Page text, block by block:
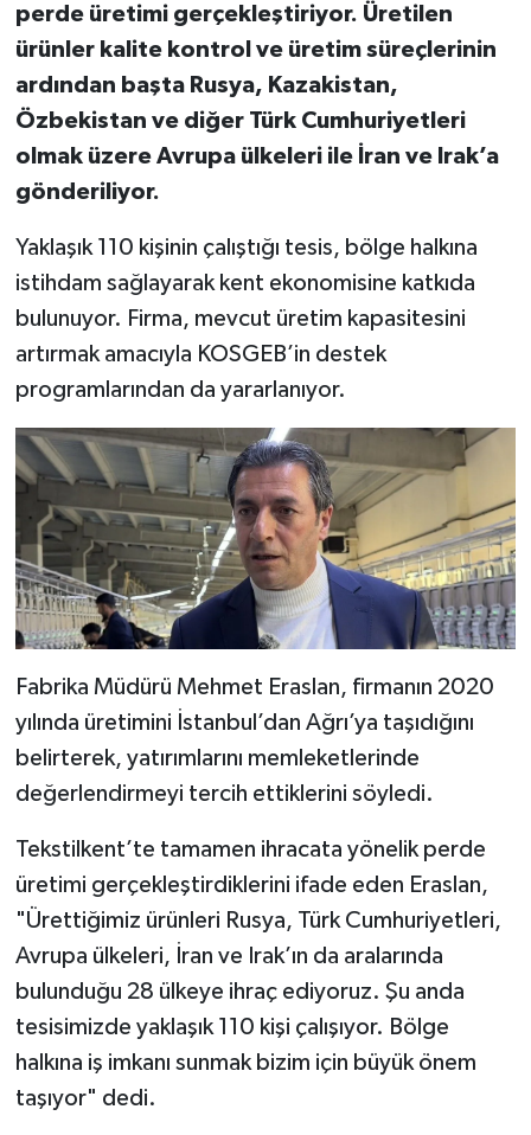
perde üretimi gerçekleştiriyor. Üretilen
ürünler kalite kontrol ve üretim süreçlerinin
ardından başta Rusya, Kazakistan,
Özbekistan ve diğer Türk Cumhuriyetleri
olmak üzere Avrupa ülkeleri ile İran ve Irak’a
gönderiliyor.
Yaklaşık 110 kişinin çalıştığı tesis, bölge halkına
istihdam sağlayarak kent ekonomisine katkıda
bulunuyor. Firma, mevcut üretim kapasitesini
artırmak amacıyla KOSGEB’in destek
programlarından da yararlanıyor.
Fabrika Müdürü Mehmet Eraslan, firmanın 2020
yılında üretimini İstanbul’dan Ağrı’ya taşıdığını
belirterek, yatırımlarını memleketlerinde
değerlendirmeyi tercih ettiklerini söyledi.
Tekstilkent’te tamamen ihracata yönelik perde
üretimi gerçekleştirdiklerini ifade eden Eraslan,
"Ürettiğimiz ürünleri Rusya, Türk Cumhuriyetleri,
Avrupa ülkeleri, İran ve Irak’ın da aralarında
bulunduğu 28 ülkeye ihraç ediyoruz. Şu anda
tesisimizde yaklaşık 110 kişi çalışıyor. Bölge
halkına iş imkanı sunmak bizim için büyük önem
taşıyor" dedi.